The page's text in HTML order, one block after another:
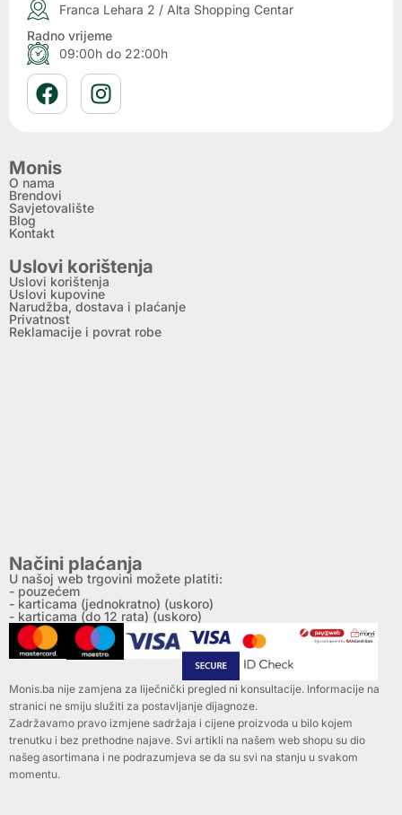
Franca Lehara 2 / Alta Shopping Centar
Radno vrijeme
09:00h do 22:00h
Monis
O nama
Brendovi
Savjetovalište
Blog
Kontakt
Uslovi korištenja
Uslovi korištenja
Uslovi kupovine
Narudžba, dostava i plaćanje
Privatnost
Reklamacije i povrat robe
Načini plaćanja
U našoj web trgovini možete platiti:
- pouzećem
- karticama (jednokratno) (uskoro)
- karticama (do 12 rata) (uskoro)
Monis.ba nije zamjena za liječnički pregled ni konsultacije. Informacije na
stranici ne smiju služiti za postavljanje dijagnoze.
Zadržavamo pravo izmjene sadržaja i cijene proizvoda u bilo kojem
trenutku i bez prethodne najave. Svi artikli na našem web shopu su dio
našeg asortimana i ne podrazumjeva se da su svi na stanju u svakom
momentu.